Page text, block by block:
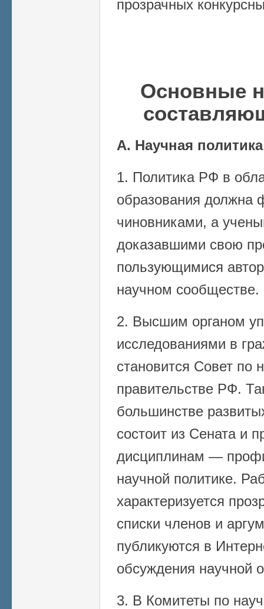
прозрачных
Основные
А. Научная
1. Политика РФ в
образования должна
чиновниками, а
доказавшими свою
пользующимися
научном сообществе.
2. Высшим органом
исследованиями в
становится Совет по
правительстве РФ.
большинстве
состоит из Сената и
дисциплинам —
научной политике.
характеризуется
списки членов и
публикуются в
обсуждения научной
3. В Комитеты по